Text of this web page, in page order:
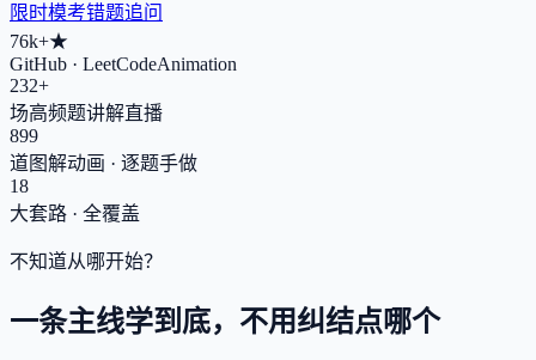
限时模考错题追问
76k+★
GitHub · LeetCodeAnimation
232+
场高频题讲解直播
899
道图解动画 · 逐题手做
18
大套路 · 全覆盖
不知道从哪开始？
一条主线学到底，不用纠结点哪个